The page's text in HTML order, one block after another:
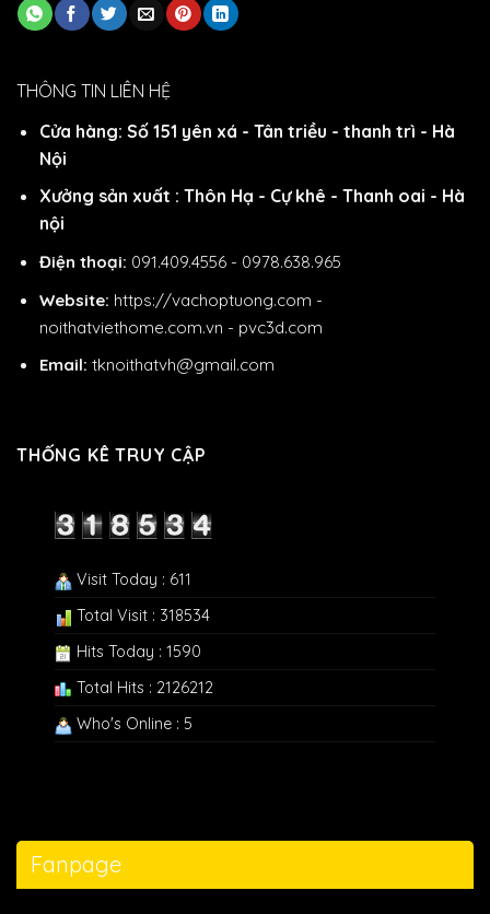
THÔNG TIN LIÊN HỆ
Cửa hàng: Số 151 yên xá - Tân triều - thanh trì - Hà
Nội
Xưởng sản xuất : Thôn Hạ - Cự khê - Thanh oai - Hà
nội
Điện thoại: 091.409.4556 - 0978.638.965
Website: https://vachoptuong.com -
noithatviethome.com.vn - pvc3d.com
Email: tknoithatvh@gmail.com
THỐNG KÊ TRUY CẬP
Visit Today : 611
Total Visit : 318534
Hits Today : 1590
Total Hits : 2126212
Who's Online : 5
Fanpage